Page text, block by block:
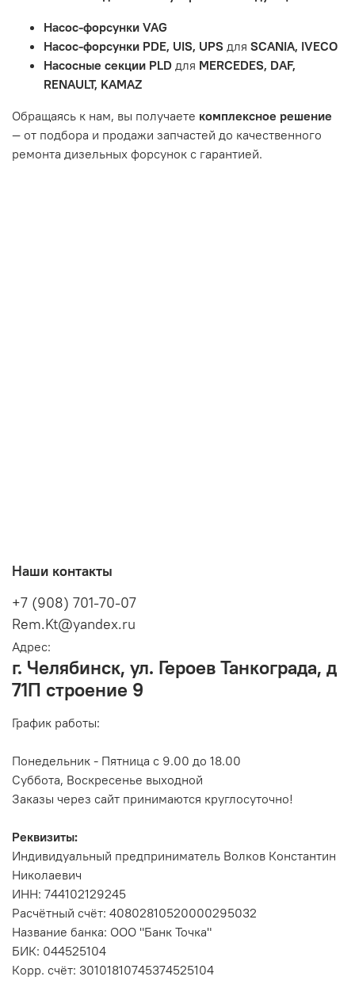
Неисправности вызваны ДТП, неправильной установкой
или чрезмерным износом.
Неисправность топливной системы или системы
впуска/выпуска.
Насос-форсунки VAG
Насос-форсунки PDE, UIS, UPS для SCANIA, IVECO
Насосные секции PLD для MERCEDES, DAF,
RENAULT, KAMAZ
Обращаясь к нам, вы получаете комплексное решение
— от подбора и продажи запчастей до качественного
ремонта дизельных форсунок с гарантией.
Наши контакты
+7 (908) 701-70-07
Rem.Kt@yandex.ru
Адрес:
г. Челябинск, ул. Героев Танкограда, д
71П строение 9
График работы:
Понедельник - Пятница с 9.00 до 18.00
Суббота, Воскресенье выходной
Заказы через сайт принимаются круглосуточно!
Реквизиты:
Индивидуальный предприниматель Волков Константин
Николаевич
ИНН: 744102129245
Расчётный счёт: 40802810520000295032
Название банка: ООО "Банк Точка"
БИК: 044525104
Корр. счёт: 30101810745374525104